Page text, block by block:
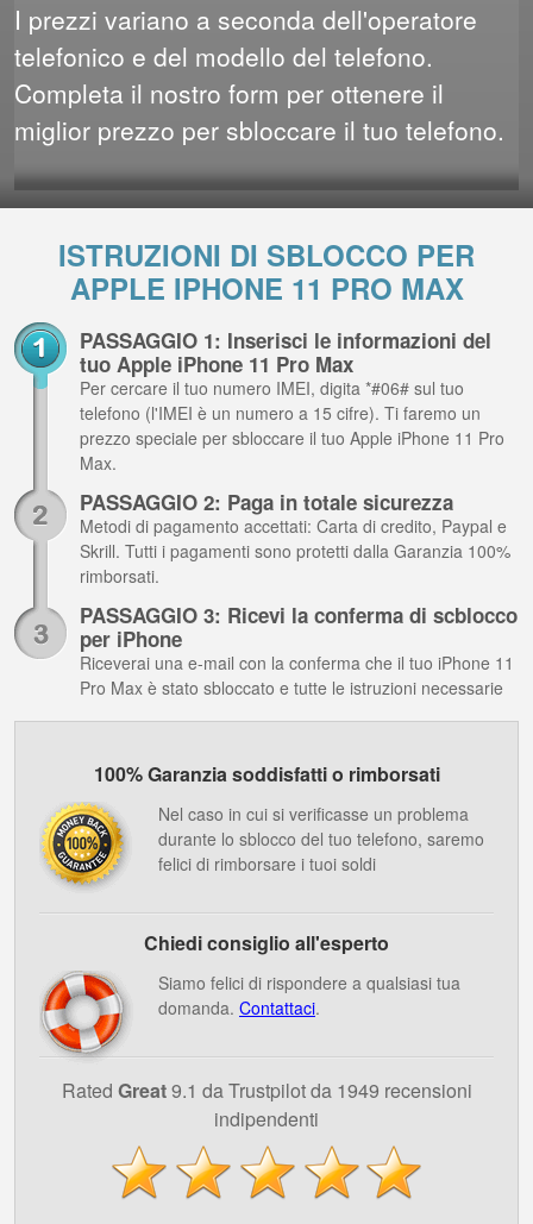
I prezzi variano a seconda dell'operatore
telefonico e del modello del telefono.
Completa il nostro form per ottenere il
miglior prezzo per sbloccare il tuo telefono.
ISTRUZIONI DI SBLOCCO PER
APPLE IPHONE 11 PRO MAX
PASSAGGIO 1: Inserisci le informazioni del
tuo Apple iPhone 11 Pro Max
Per cercare il tuo numero IMEI, digita *#06# sul tuo
telefono (l'IMEI è un numero a 15 cifre). Ti faremo un
prezzo speciale per sbloccare il tuo Apple iPhone 11 Pro
Max.
PASSAGGIO 2: Paga in totale sicurezza
Metodi di pagamento accettati: Carta di credito, Paypal e
Skrill. Tutti i pagamenti sono protetti dalla Garanzia 100%
rimborsati.
PASSAGGIO 3: Ricevi la conferma di scblocco
per iPhone
Riceverai una e-mail con la conferma che il tuo iPhone 11
Pro Max è stato sbloccato e tutte le istruzioni necessarie
100% Garanzia soddisfatti o rimborsati
Nel caso in cui si verificasse un problema
durante lo sblocco del tuo telefono, saremo
felici di rimborsare i tuoi soldi
Chiedi consiglio all'esperto
Siamo felici di rispondere a qualsiasi tua
domanda. Contattaci.
Rated Great9.1 da Trustpilot da 1949 recensioni
indipendenti